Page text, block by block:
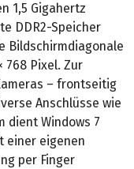
1,5 Gigahertz
DDR2-Speicher
Bildschirmdiagonale
768 Pixel. Zur
– frontseitig
Anschlüsse wie
dient Windows 7
einer eigenen
per Finger